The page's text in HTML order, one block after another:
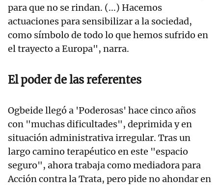
para que no se rindan. (...) Hacemos
actuaciones para sensibilizar a la sociedad,
como símbolo de todo lo que hemos sufrido en
el trayecto a Europa", narra.
El poder de las referentes
Ogbeide llegó a 'Poderosas' hace cinco años
con "muchas dificultades", deprimida y en
situación administrativa irregular. Tras un
largo camino terapéutico en este "espacio
seguro", ahora trabaja como mediadora para
Acción contra la Trata, pero pide no ahondar en